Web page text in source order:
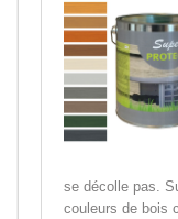
se décolle pas.
couleurs de bois